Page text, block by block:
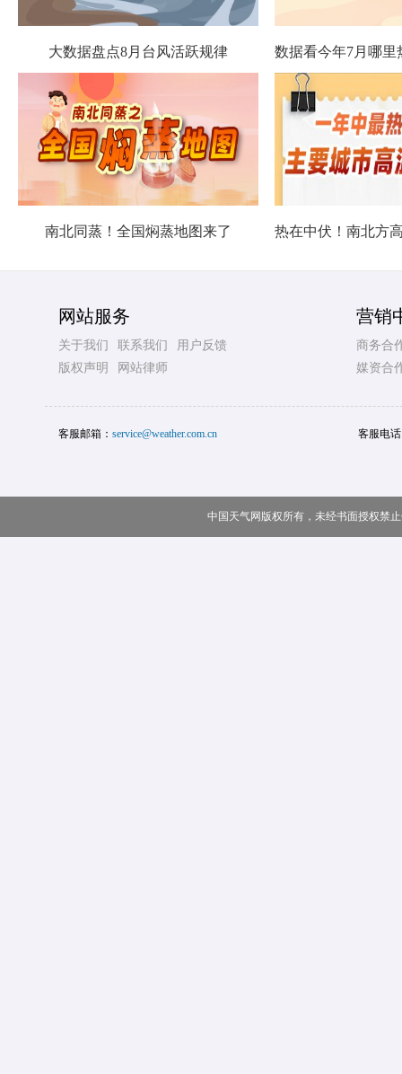
大数据盘点8月台风活跃规律
南北同蒸！全国焖蒸地图来了
网站服务
关于我们 联系我们
用户反馈
版权声明
网站律师
营销
商务合
媒资合
客服邮箱： service@weather.com.cn 客服电
中国天气网版权所有，未经书面授权